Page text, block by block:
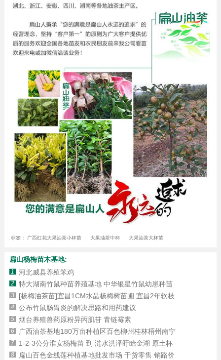
标签： 广西红花大果油茶小杯苗 大果油茶中杯 大果油茶大杯苗
扁山杨梅苗木基地:
1 河北威县养殖笨鸡
2 特大湖南竹鼠种苗养殖基地 中华银星竹鼠幼崽种苗
3 [杨梅油茶苗]宜昌1CM水晶杨梅树苗圃 宜昌2年软枝
4 公布竹鼠肠胃炎的解决思路和用药建议
5 烟台养殖兽药原粉异丙肌苷 青链霉素
6 广西油茶基地180万亩种植区百色柳州桂林梧州南宁
7 1-2-3公分淮安杨梅苗 到 涟水洪泽盱眙金湖 原土杯
8 扁山百色金线莲种植基地批发市场 干货零售 销路价